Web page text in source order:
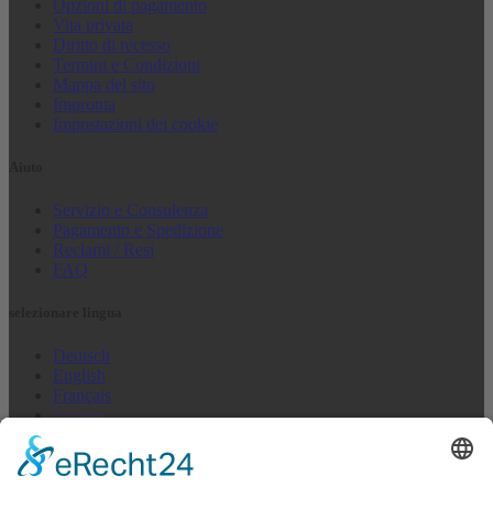
Opzioni di pagamento
Vita privata
Diritto di recesso
Termini e Condizioni
Mappa del sito
Impronta
Impostazioni dei cookie
Servizio e Consulenza
Pagamento e Spedizione
Reclami / Resi
FAQ
Deutsch
English
Français
Italiano
Nederlands
US + Canada